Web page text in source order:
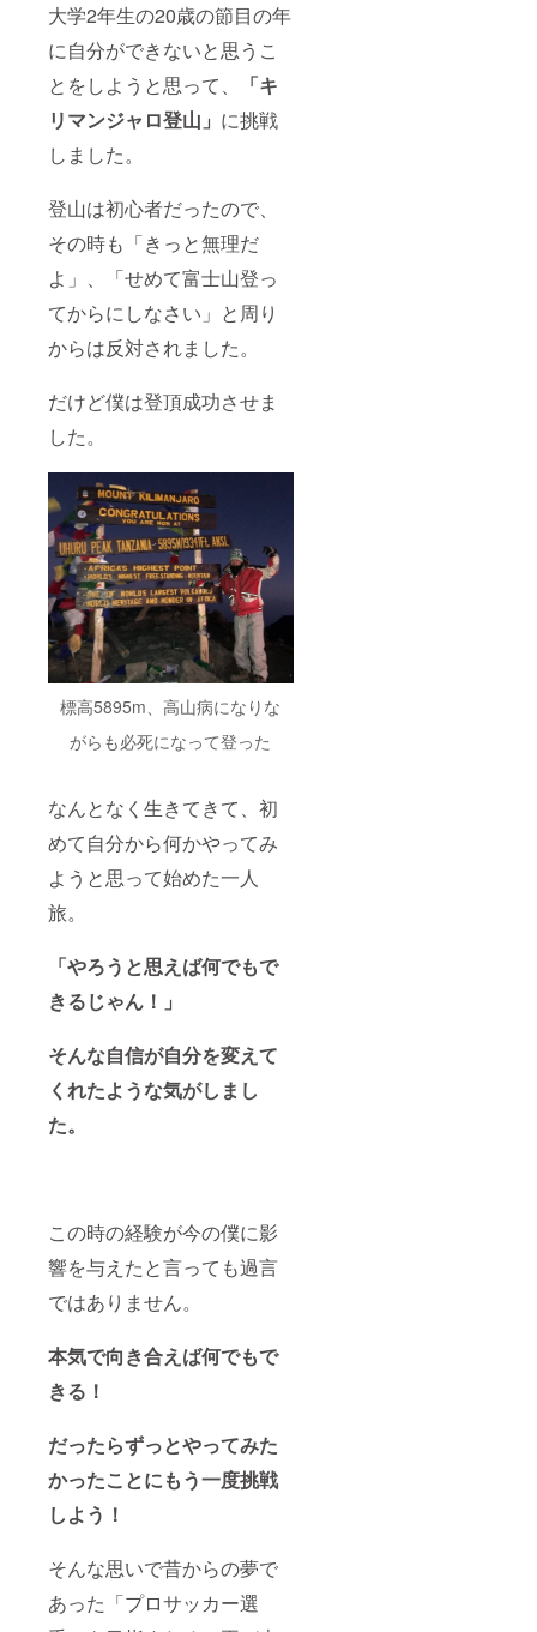
大学2年生の20歳の節目の年
に自分ができないと思うこ
とをしようと思って、
「キ
リマンジャロ登山」 に挑戦
しました。
登山は初心者だったので、
その時も「きっと無理だ
よ」、「せめて富士山登っ
てからにしなさい」と周り
からは反対されました。
だけど僕は登頂成功させま
した。
標高5895m、高山病になりな
がらも必死になって登った
なんとなく生きてきて、初
めて自分から何かやってみ
ようと思って始めた一人
旅。
「やろうと思えば何でもで
きるじゃん！」
そんな自信が自分を変えて
くれたような気がしまし
た。
この時の経験が今の僕に影
響を与えたと言っても過言
ではありません。
本気で向き合えば何でもで
きる！
だったらずっとやってみた
かったことにもう一度挑戦
しよう！
そんな思いで昔からの夢で
あった「プロサッカー選